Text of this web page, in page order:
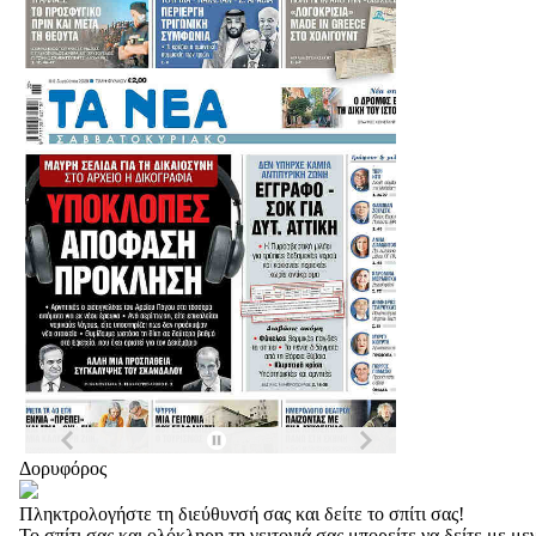
Δορυφόρος
Πληκτρολογήστε τη διεύθυνσή σας και δείτε το σπίτι σας!